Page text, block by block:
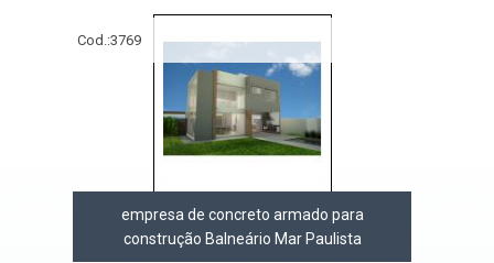
Cod.:3769
empresa de concreto armado para
construção Balneário Mar Paulista